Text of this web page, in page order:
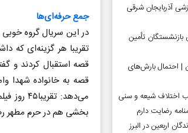
جمع حرفه‌ای‌ها
در این سریال گروه خوبی
تقریبا هر گزینه‌ای که
قصه استقبال کردند و
قصه به خانواده شهدا
می‌دهد:
بخشی هم در حرم مطهر
آذربایجان شرقی
بازنشستگان تأمین
| احتمال بارش‌های
اختلاف شیعه و سنی
رضایت دارم
اربعین در البرز
۶ مردادماه
صفحات نخست روزنامه ها‌ی